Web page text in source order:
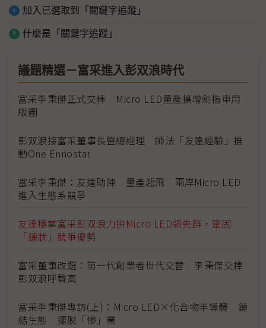
加入已選取到「關鍵字追蹤」
什麼是「關鍵字追蹤」
議題精選－富采進入彭双浪時代
富采李秉傑正式交棒 Micro LED量產擴增劍指車用
版圖
彭双浪接富采董事長暨總經理 師法「友達經驗」推
動One Ennostar
富采李秉傑：友達助陣 量產起飛 兩岸Micro LED
進入生態系競爭
友達穩掌富采彭双浪力拚Micro LED領先群，鞏固
「鏈狀」競爭優勢
富采董事改選：第一代創業者世代交替 李秉傑交棒
彭双浪呼聲高
富采李秉傑專訪(上)：Micro LED×化合物半導體 鏈
結生態 擺脫「慘」業